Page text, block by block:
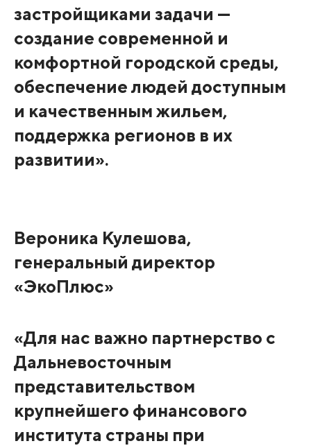
застройщиками задачи —
создание современной и
комфортной городской среды,
обеспечение людей доступным
и качественным жильем,
поддержка регионов в их
развитии».
Вероника Кулешова,
генеральный директор
«ЭкоПлюс»
«Для нас важно партнерство с
Дальневосточным
представительством
крупнейшего финансового
института страны при